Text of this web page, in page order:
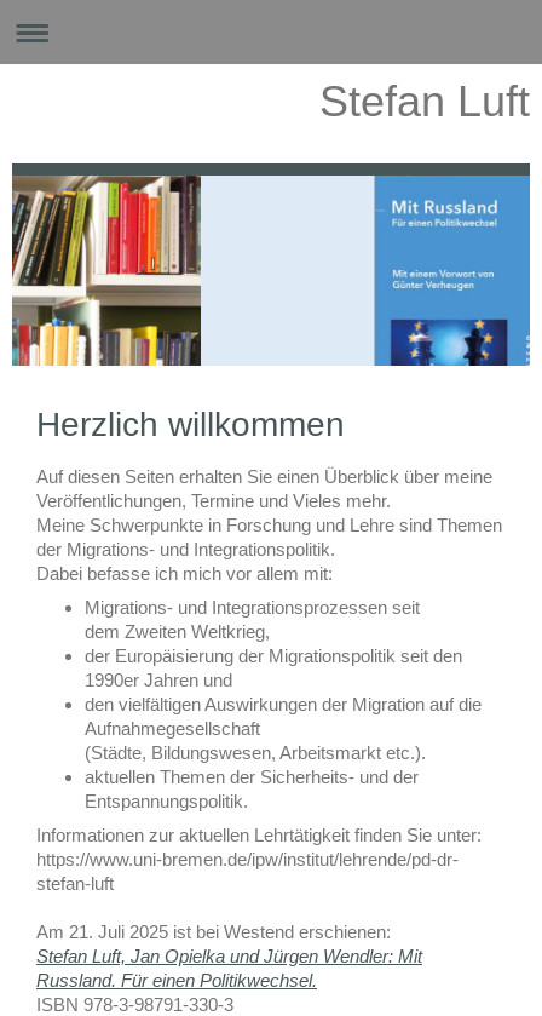
Stefan Luft
Herzlich willkommen
Auf diesen Seiten erhalten Sie einen Überblick über meine
Veröffentlichungen, Termine und Vieles mehr.
Meine Schwerpunkte in Forschung und Lehre sind Themen
der Migrations- und Integrationspolitik.
Dabei befasse ich mich vor allem mit:
Migrations- und Integrationsprozessen seit
dem Zweiten Weltkrieg,
der Europäisierung der Migrationspolitik seit den
1990er Jahren und
den vielfältigen Auswirkungen der Migration auf die
Aufnahmegesellschaft
(Städte, Bildungswesen, Arbeitsmarkt etc.).
aktuellen Themen der Sicherheits- und der
Entspannungspolitik.
Informationen zur aktuellen Lehrtätigkeit finden Sie unter:
https://www.uni-bremen.de/ipw/institut/lehrende/pd-dr-
stefan-luft
Am 21. Juli 2025 ist bei Westend erschienen:
Stefan Luft, Jan Opielka und Jürgen Wendler: Mit
Russland. Für einen Politikwechsel.
ISBN 978-3-98791-330-3